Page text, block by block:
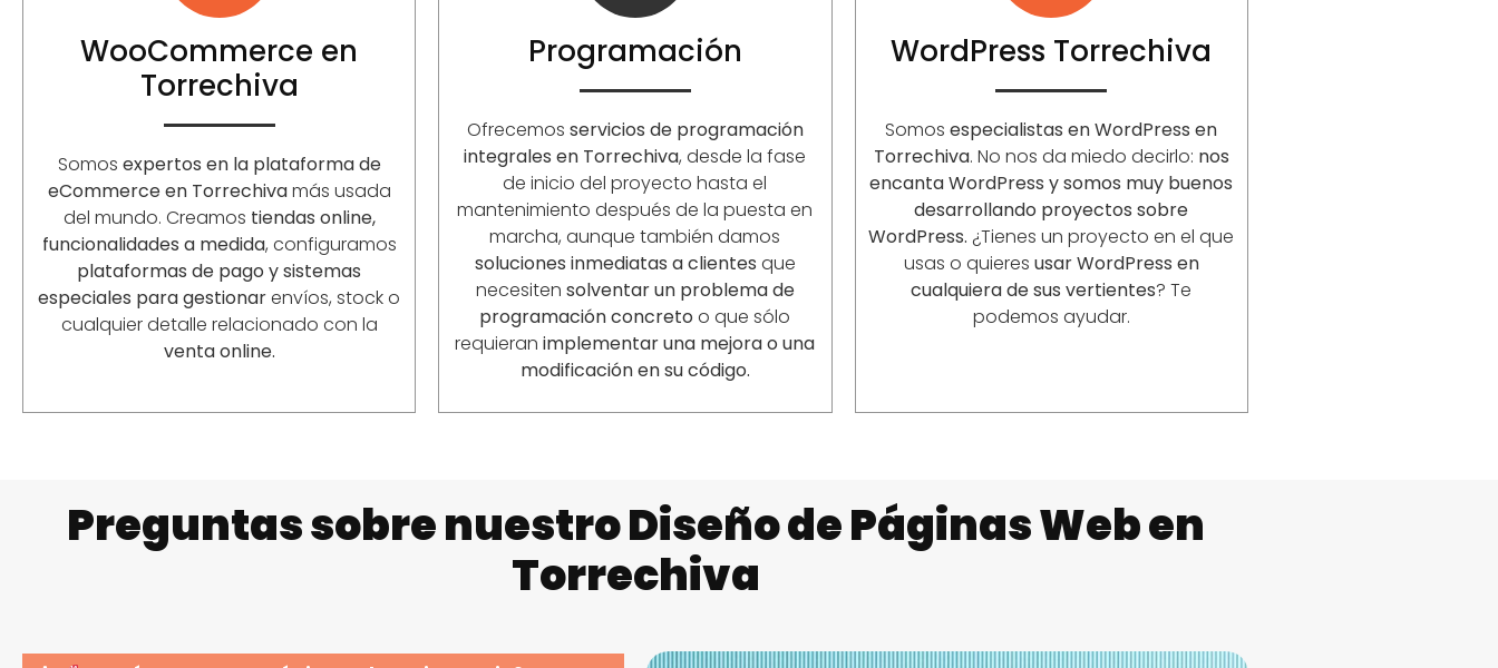
WooCommerce en
Torrechiva
Somos expertos en la plataforma de
eCommerce en Torrechivamás usada
del mundo. Creamos tiendas online,
funcionalidades a medida, configuramos
plataformas de pago y sistemas
especiales para gestionarenvíos, stock o
cualquier detalle relacionado con la
venta online.
Programación
Ofrecemos servicios de programación
integrales en Torrechiva, desde la fase
de inicio del proyecto hasta el
mantenimiento después de la puesta en
marcha, aunque también damos
soluciones inmediatas a clientes que
necesiten solventar un problema de
programación concreto o que sólo
requieranimplementar una mejora o una
modificación en su código.
WordPress Torrechiva
Somos especialistas en WordPress en
Torrechiva. No nos da miedo decirlo: nos
encanta WordPress y somos muy buenos
desarrollando proyectos sobre
WordPress. ¿Tienes un proyecto en el que
usas o quieres usar WordPress en
cualquiera de sus vertientes? Te
podemos ayudar.
Preguntas sobre nuestro Diseño de Páginas Web en
Torrechiva